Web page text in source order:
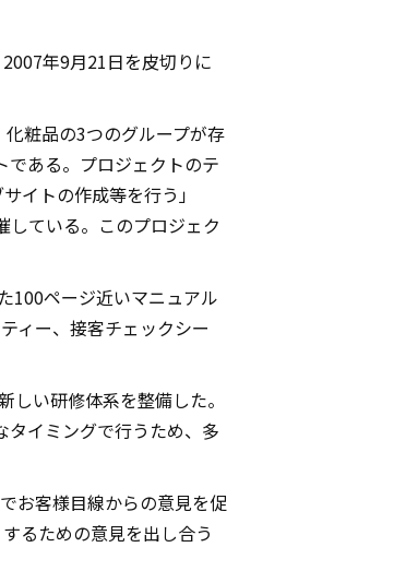
年9月21日を皮切りに
粧品の3つのグループが存
ある。プロジェクトのテ
イトの作成等を行う」
している。このプロジェク
100ページ近いマニュアル
ィー、接客チェックシー
い研修体系を整備した。
イミングで行うため、多
お客様目線からの意見を促
るための意見を出し合う